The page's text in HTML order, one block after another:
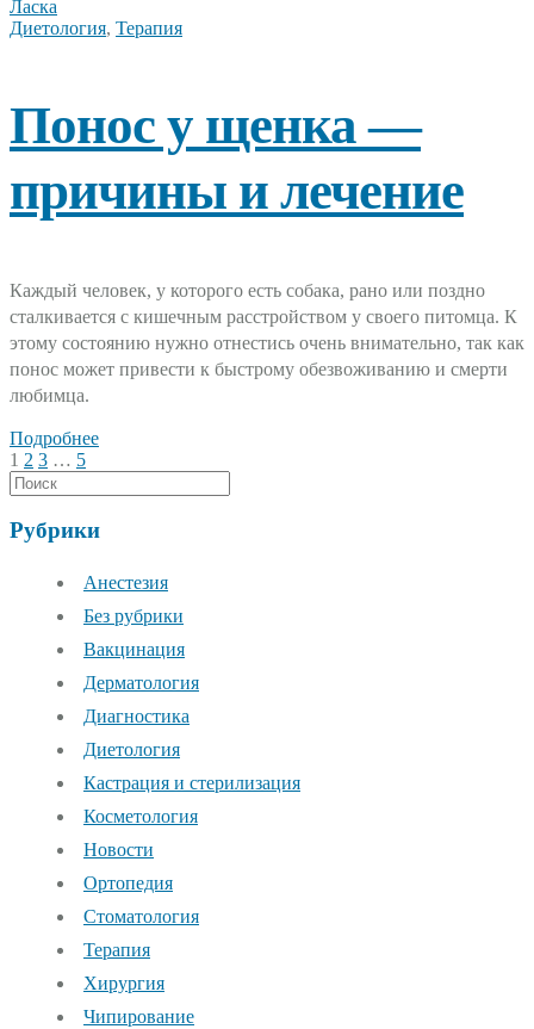
Ласка
Диетология, Терапия
Понос у щенка —
причины и лечение
Каждый человек, у которого есть собака, рано или поздно
сталкивается с кишечным расстройством у своего питомца. К
этому состоянию нужно отнестись очень внимательно, так как
понос может привести к быстрому обезвоживанию и смерти
любимца.
Подробнее
Пагинация
записей
1 2 3 … 5
Рубрики
Анестезия
Без рубрики
Вакцинация
Дерматология
Диагностика
Диетология
Кастрация и стерилизация
Косметология
Новости
Ортопедия
Стоматология
Терапия
Хирургия
Чипирование